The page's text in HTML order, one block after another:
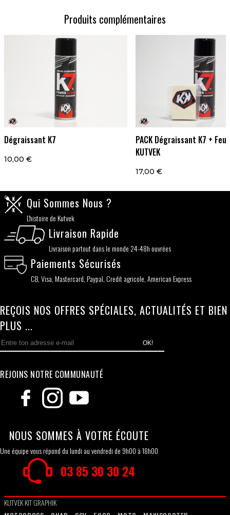
Produits complémentaires
Dégraissant K7
10,00 €
PACK Dégraissant K7 +
KUTVEK
17,00 €
Qui Sommes Nous ?
L'histoire de Kutvek
Livraison Rapide
Livraison partout dans le monde 24-48h ouvrées
Paiements Sécurisés
CB, Visa, Mastercard, Paypal, Credit agricole, American Express
REÇOIS NOS OFFRES SPÉCIALES, ACTUALITÉS ET BIEN
PLUS ...
OK!
REJOINS NOTRE COMMUNAUTÉ
NOUS SOMMES À VOTRE ÉCOUTE
Une équipe vous répond du lundi au vendredi de 9h00 à 18h00
03 85 30 30 24
KUTVEK KIT GRAPHIK